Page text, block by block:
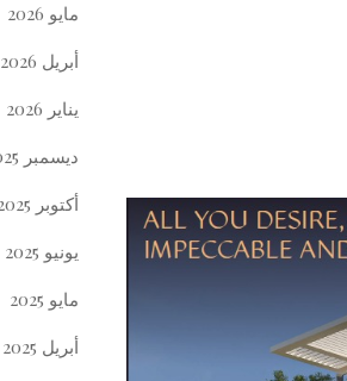
مايو 2026
أبريل 2026
يناير 2026
ديسمبر 2025
أكتوبر 2025
يونيو 2025
مايو 2025
أبريل 2025